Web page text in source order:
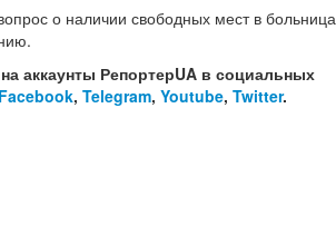
о наличии свободных мест в
аккаунты РепортерUA в социальных
Facebook, Telegram, Youtube, Twitter.